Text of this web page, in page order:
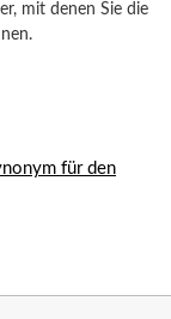
mit denen Sie die